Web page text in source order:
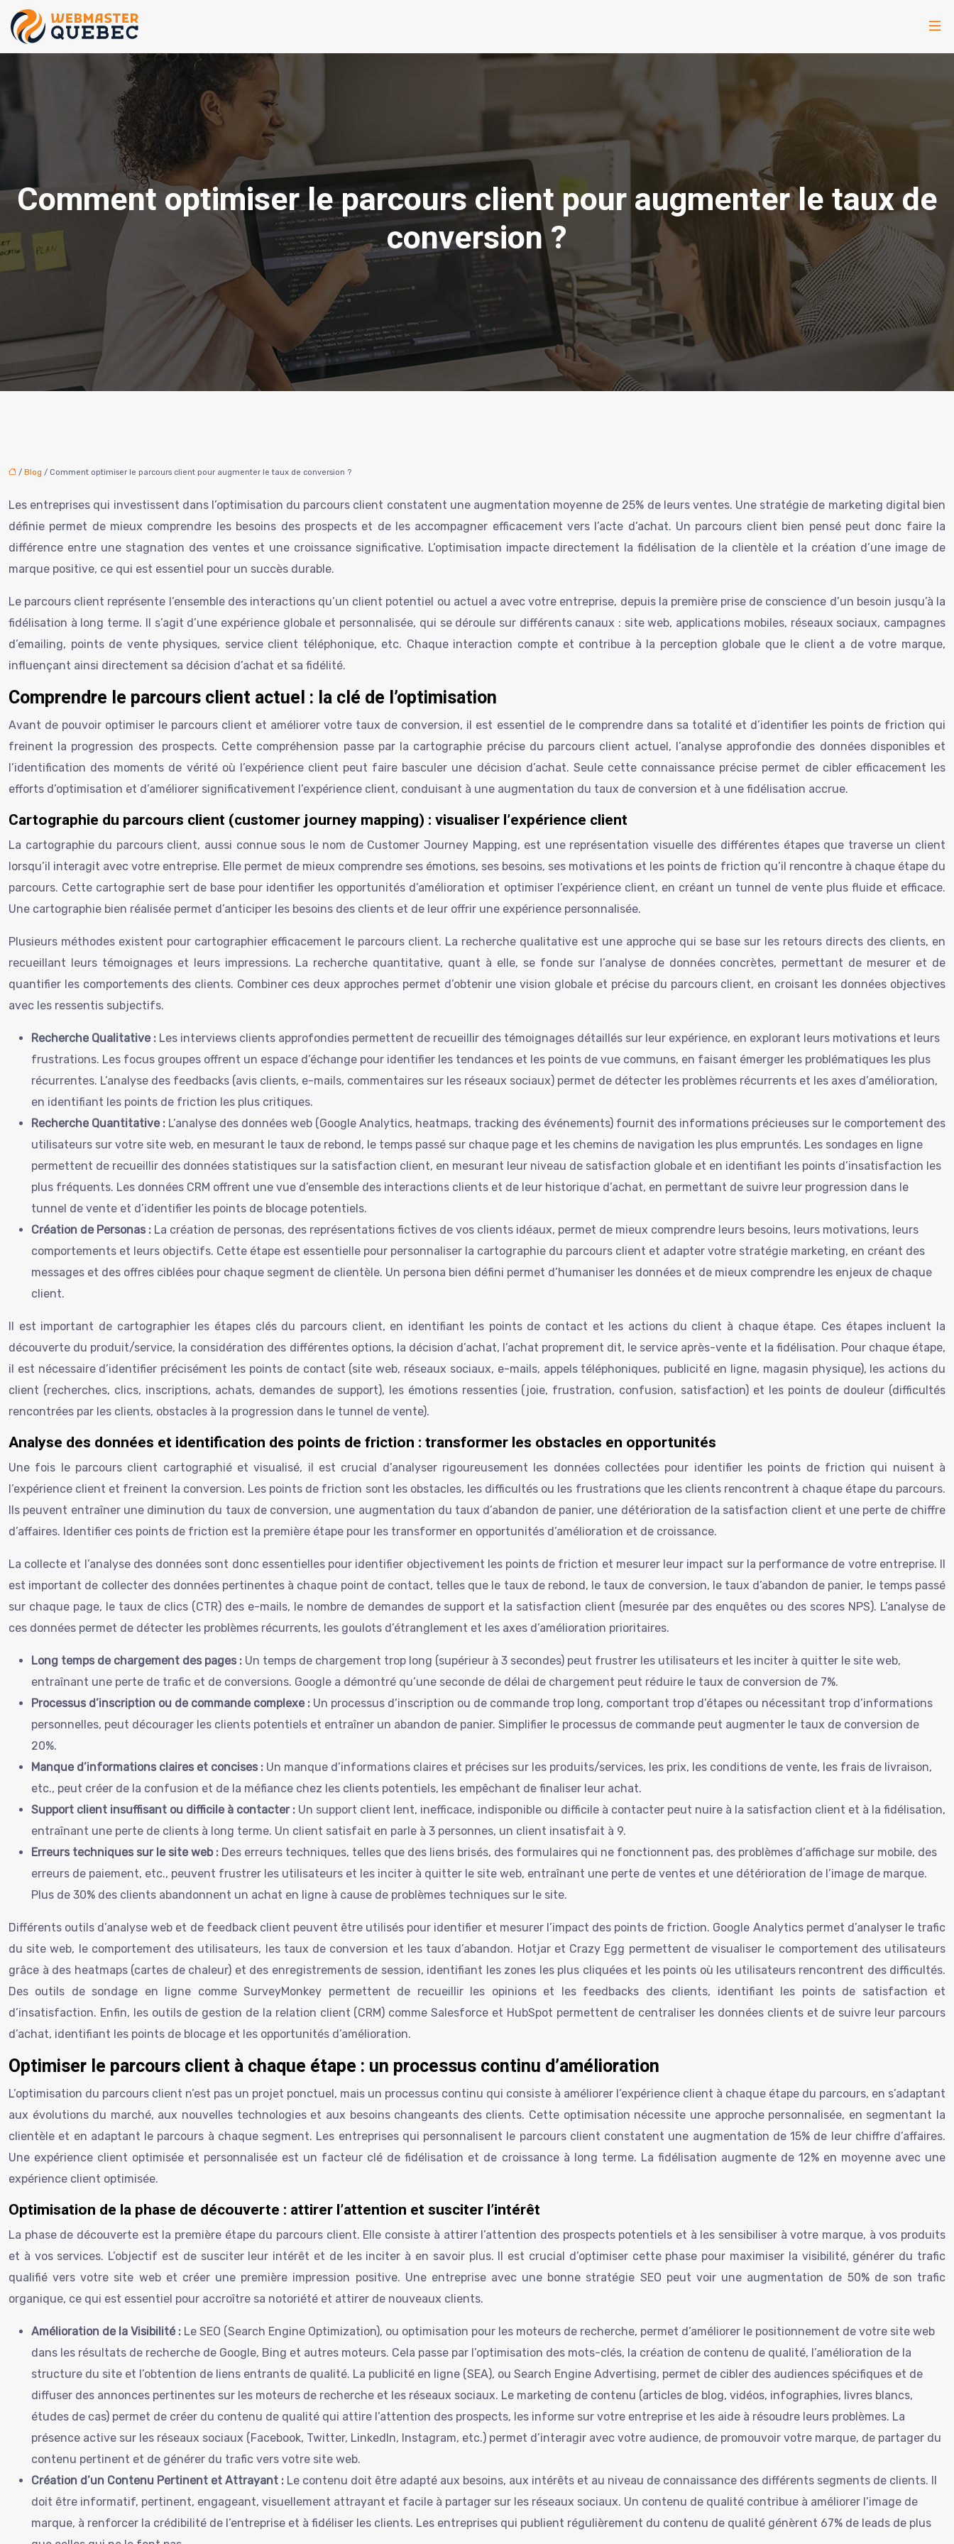
Comment optimiser le parcours client pour augmenter le taux de
conversion ?
/ Blog / Comment optimiser le parcours client pour augmenter le taux de conversion ?
Les entreprises qui investissent dans l’optimisation du parcours client constatent une augmentation moyenne de 25% de leurs ventes. Une stratégie de marketing digital bien
définie permet de mieux comprendre les besoins des prospects et de les accompagner efficacement vers l’acte d’achat. Un parcours client bien pensé peut donc faire la
différence entre une stagnation des ventes et une croissance significative. L’optimisation impacte directement la fidélisation de la clientèle et la création d’une image de
marque positive, ce qui est essentiel pour un succès durable.
Le parcours client représente l’ensemble des interactions qu’un client potentiel ou actuel a avec votre entreprise, depuis la première prise de conscience d’un besoin jusqu’à la
fidélisation à long terme. Il s’agit d’une expérience globale et personnalisée, qui se déroule sur différents canaux : site web, applications mobiles, réseaux sociaux, campagnes
d’emailing, points de vente physiques, service client téléphonique, etc. Chaque interaction compte et contribue à la perception globale que le client a de votre marque,
influençant ainsi directement sa décision d’achat et sa fidélité.
Comprendre le parcours client actuel : la clé de l’optimisation
Avant de pouvoir optimiser le parcours client et améliorer votre taux de conversion, il est essentiel de le comprendre dans sa totalité et d’identifier les points de friction qui
freinent la progression des prospects. Cette compréhension passe par la cartographie précise du parcours client actuel, l’analyse approfondie des données disponibles et
l’identification des moments de vérité où l’expérience client peut faire basculer une décision d’achat. Seule cette connaissance précise permet de cibler efficacement les
efforts d’optimisation et d’améliorer significativement l’expérience client, conduisant à une augmentation du taux de conversion et à une fidélisation accrue.
Cartographie du parcours client (customer journey mapping) : visualiser l’expérience client
La cartographie du parcours client, aussi connue sous le nom de Customer Journey Mapping, est une représentation visuelle des différentes étapes que traverse un client
lorsqu’il interagit avec votre entreprise. Elle permet de mieux comprendre ses émotions, ses besoins, ses motivations et les points de friction qu’il rencontre à chaque étape du
parcours. Cette cartographie sert de base pour identifier les opportunités d’amélioration et optimiser l’expérience client, en créant un tunnel de vente plus fluide et efficace.
Une cartographie bien réalisée permet d’anticiper les besoins des clients et de leur offrir une expérience personnalisée.
Plusieurs méthodes existent pour cartographier efficacement le parcours client. La recherche qualitative est une approche qui se base sur les retours directs des clients, en
recueillant leurs témoignages et leurs impressions. La recherche quantitative, quant à elle, se fonde sur l’analyse de données concrètes, permettant de mesurer et de
quantifier les comportements des clients. Combiner ces deux approches permet d’obtenir une vision globale et précise du parcours client, en croisant les données objectives
avec les ressentis subjectifs.
Recherche Qualitative : Les interviews clients approfondies permettent de recueillir des témoignages détaillés sur leur expérience, en explorant leurs motivations et leurs
frustrations. Les focus groupes offrent un espace d’échange pour identifier les tendances et les points de vue communs, en faisant émerger les problématiques les plus
récurrentes. L’analyse des feedbacks (avis clients, e-mails, commentaires sur les réseaux sociaux) permet de détecter les problèmes récurrents et les axes d’amélioration,
en identifiant les points de friction les plus critiques.
Recherche Quantitative : L’analyse des données web (Google Analytics, heatmaps, tracking des événements) fournit des informations précieuses sur le comportement des
utilisateurs sur votre site web, en mesurant le taux de rebond, le temps passé sur chaque page et les chemins de navigation les plus empruntés. Les sondages en ligne
permettent de recueillir des données statistiques sur la satisfaction client, en mesurant leur niveau de satisfaction globale et en identifiant les points d’insatisfaction les
plus fréquents. Les données CRM offrent une vue d’ensemble des interactions clients et de leur historique d’achat, en permettant de suivre leur progression dans le
tunnel de vente et d’identifier les points de blocage potentiels.
Création de Personas : La création de personas, des représentations fictives de vos clients idéaux, permet de mieux comprendre leurs besoins, leurs motivations, leurs
comportements et leurs objectifs. Cette étape est essentielle pour personnaliser la cartographie du parcours client et adapter votre stratégie marketing, en créant des
messages et des offres ciblées pour chaque segment de clientèle. Un persona bien défini permet d’humaniser les données et de mieux comprendre les enjeux de chaque
client.
Il est important de cartographier les étapes clés du parcours client, en identifiant les points de contact et les actions du client à chaque étape. Ces étapes incluent la
découverte du produit/service, la considération des différentes options, la décision d’achat, l’achat proprement dit, le service après-vente et la fidélisation. Pour chaque étape,
il est nécessaire d’identifier précisément les points de contact (site web, réseaux sociaux, e-mails, appels téléphoniques, publicité en ligne, magasin physique), les actions du
client (recherches, clics, inscriptions, achats, demandes de support), les émotions ressenties (joie, frustration, confusion, satisfaction) et les points de douleur (difficultés
rencontrées par les clients, obstacles à la progression dans le tunnel de vente).
Analyse des données et identification des points de friction : transformer les obstacles en opportunités
Une fois le parcours client cartographié et visualisé, il est crucial d’analyser rigoureusement les données collectées pour identifier les points de friction qui nuisent à
l’expérience client et freinent la conversion. Les points de friction sont les obstacles, les difficultés ou les frustrations que les clients rencontrent à chaque étape du parcours.
Ils peuvent entraîner une diminution du taux de conversion, une augmentation du taux d’abandon de panier, une détérioration de la satisfaction client et une perte de chiffre
d’affaires. Identifier ces points de friction est la première étape pour les transformer en opportunités d’amélioration et de croissance.
La collecte et l’analyse des données sont donc essentielles pour identifier objectivement les points de friction et mesurer leur impact sur la performance de votre entreprise. Il
est important de collecter des données pertinentes à chaque point de contact, telles que le taux de rebond, le taux de conversion, le taux d’abandon de panier, le temps passé
sur chaque page, le taux de clics (CTR) des e-mails, le nombre de demandes de support et la satisfaction client (mesurée par des enquêtes ou des scores NPS). L’analyse de
ces données permet de détecter les problèmes récurrents, les goulots d’étranglement et les axes d’amélioration prioritaires.
Long temps de chargement des pages : Un temps de chargement trop long (supérieur à 3 secondes) peut frustrer les utilisateurs et les inciter à quitter le site web,
entraînant une perte de trafic et de conversions. Google a démontré qu’une seconde de délai de chargement peut réduire le taux de conversion de 7%.
Processus d’inscription ou de commande complexe : Un processus d’inscription ou de commande trop long, comportant trop d’étapes ou nécessitant trop d’informations
personnelles, peut décourager les clients potentiels et entraîner un abandon de panier. Simplifier le processus de commande peut augmenter le taux de conversion de
20%.
Manque d’informations claires et concises : Un manque d’informations claires et précises sur les produits/services, les prix, les conditions de vente, les frais de livraison,
etc., peut créer de la confusion et de la méfiance chez les clients potentiels, les empêchant de finaliser leur achat.
Support client insuffisant ou difficile à contacter : Un support client lent, inefficace, indisponible ou difficile à contacter peut nuire à la satisfaction client et à la fidélisation,
entraînant une perte de clients à long terme. Un client satisfait en parle à 3 personnes, un client insatisfait à 9.
Erreurs techniques sur le site web : Des erreurs techniques, telles que des liens brisés, des formulaires qui ne fonctionnent pas, des problèmes d’affichage sur mobile, des
erreurs de paiement, etc., peuvent frustrer les utilisateurs et les inciter à quitter le site web, entraînant une perte de ventes et une détérioration de l’image de marque.
Plus de 30% des clients abandonnent un achat en ligne à cause de problèmes techniques sur le site.
Différents outils d’analyse web et de feedback client peuvent être utilisés pour identifier et mesurer l’impact des points de friction. Google Analytics permet d’analyser le trafic
du site web, le comportement des utilisateurs, les taux de conversion et les taux d’abandon. Hotjar et Crazy Egg permettent de visualiser le comportement des utilisateurs
grâce à des heatmaps (cartes de chaleur) et des enregistrements de session, identifiant les zones les plus cliquées et les points où les utilisateurs rencontrent des difficultés.
Des outils de sondage en ligne comme SurveyMonkey permettent de recueillir les opinions et les feedbacks des clients, identifiant les points de satisfaction et
d’insatisfaction. Enfin, les outils de gestion de la relation client (CRM) comme Salesforce et HubSpot permettent de centraliser les données clients et de suivre leur parcours
d’achat, identifiant les points de blocage et les opportunités d’amélioration.
Optimiser le parcours client à chaque étape : un processus continu d’amélioration
L’optimisation du parcours client n’est pas un projet ponctuel, mais un processus continu qui consiste à améliorer l’expérience client à chaque étape du parcours, en s’adaptant
aux évolutions du marché, aux nouvelles technologies et aux besoins changeants des clients. Cette optimisation nécessite une approche personnalisée, en segmentant la
clientèle et en adaptant le parcours à chaque segment. Les entreprises qui personnalisent le parcours client constatent une augmentation de 15% de leur chiffre d’affaires.
Une expérience client optimisée et personnalisée est un facteur clé de fidélisation et de croissance à long terme. La fidélisation augmente de 12% en moyenne avec une
expérience client optimisée.
Optimisation de la phase de découverte : attirer l’attention et susciter l’intérêt
La phase de découverte est la première étape du parcours client. Elle consiste à attirer l’attention des prospects potentiels et à les sensibiliser à votre marque, à vos produits
et à vos services. L’objectif est de susciter leur intérêt et de les inciter à en savoir plus. Il est crucial d’optimiser cette phase pour maximiser la visibilité, générer du trafic
qualifié vers votre site web et créer une première impression positive. Une entreprise avec une bonne stratégie SEO peut voir une augmentation de 50% de son trafic
organique, ce qui est essentiel pour accroître sa notoriété et attirer de nouveaux clients.
Amélioration de la Visibilité : Le SEO (Search Engine Optimization), ou optimisation pour les moteurs de recherche, permet d’améliorer le positionnement de votre site web
dans les résultats de recherche de Google, Bing et autres moteurs. Cela passe par l’optimisation des mots-clés, la création de contenu de qualité, l’amélioration de la
structure du site et l’obtention de liens entrants de qualité. La publicité en ligne (SEA), ou Search Engine Advertising, permet de cibler des audiences spécifiques et de
diffuser des annonces pertinentes sur les moteurs de recherche et les réseaux sociaux. Le marketing de contenu (articles de blog, vidéos, infographies, livres blancs,
études de cas) permet de créer du contenu de qualité qui attire l’attention des prospects, les informe sur votre entreprise et les aide à résoudre leurs problèmes. La
présence active sur les réseaux sociaux (Facebook, Twitter, LinkedIn, Instagram, etc.) permet d’interagir avec votre audience, de promouvoir votre marque, de partager du
contenu pertinent et de générer du trafic vers votre site web.
Création d’un Contenu Pertinent et Attrayant : Le contenu doit être adapté aux besoins, aux intérêts et au niveau de connaissance des différents segments de clients. Il
doit être informatif, pertinent, engageant, visuellement attrayant et facile à partager sur les réseaux sociaux. Un contenu de qualité contribue à améliorer l’image de
marque, à renforcer la crédibilité de l’entreprise et à fidéliser les clients. Les entreprises qui publient régulièrement du contenu de qualité génèrent 67% de leads de plus